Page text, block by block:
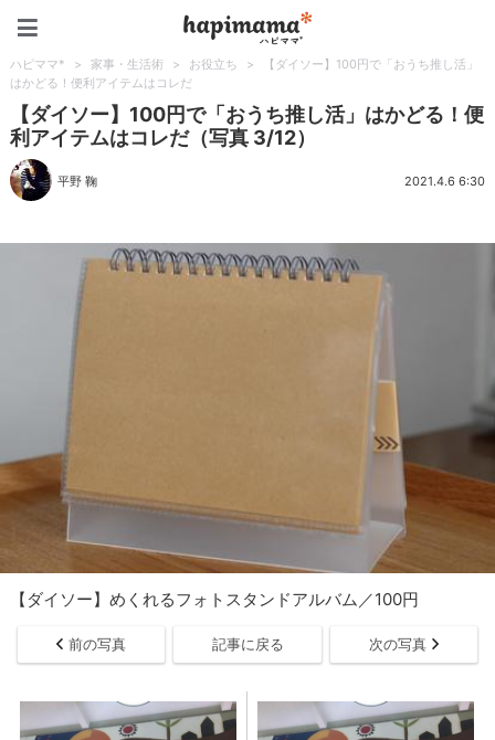
ハピママ* > 家事・生活術 > お役立ち >
【ダイソー】100円で「おうち推し活」
はかどる！便利アイテムはコレだ
【ダイソー】100円で「おうち推し活」はかどる！便
利アイテムはコレだ（写真 3/12）
平野 鞠 2021.4.6 6:30
【ダイソー】めくれるフォトスタンドアルバム／100円
前の写真 記事に戻る 次の写真